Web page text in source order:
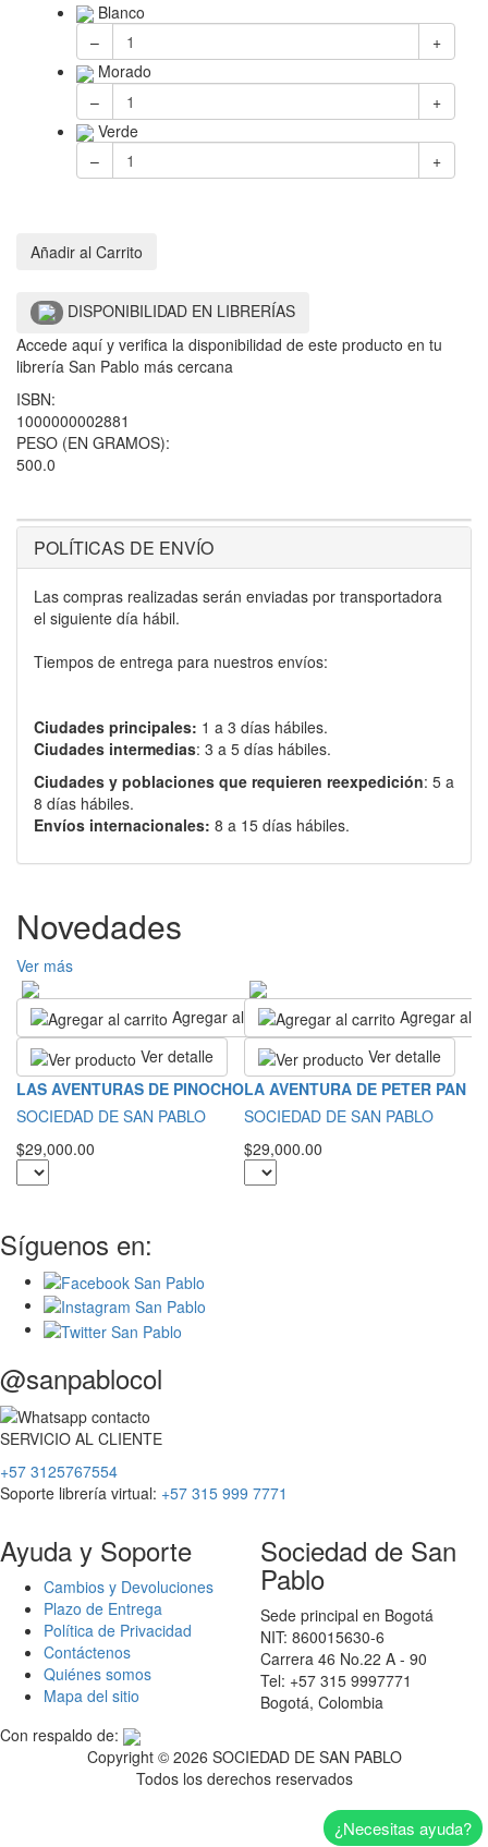
Blanco
–
+
Morado
–
+
Verde
–
+
Añadir al Carrito
DISPONIBILIDAD EN LIBRERÍAS
Accede aquí y verifica la disponibilidad de este producto en tu
librería San Pablo más cercana
ISBN:
1000000002881
PESO (EN GRAMOS):
500.0
POLÍTICAS DE ENVÍO
Las compras realizadas serán enviadas por transportadora
el siguiente día hábil.
Tiempos de entrega para nuestros envíos:
Ciudades principales: 1 a 3 días hábiles.
Ciudades intermedias: 3 a 5 días hábiles.
Ciudades y poblaciones que requieren reexpedición: 5 a
8 días hábiles.
Envíos internacionales: 8 a 15 días hábiles.
Novedades
Ver más
Agregar al carrito
Ver detalle
LAS AVENTURAS DE PINOCHO
SOCIEDAD DE SAN PABLO
$29,000.00
Agregar al
Ver detalle
LA AVENTURA DE PETER PAN
SOCIEDAD DE SAN PABLO
$29,000.00
Síguenos en:
@sanpablocol
SERVICIO AL CLIENTE
+57 3125767554
Soporte librería virtual: +57 315 999 7771
Ayuda y Soporte
Cambios y Devoluciones
Plazo de Entrega
Política de Privacidad
Contáctenos
Quiénes somos
Mapa del sitio
Sociedad de San
Pablo
Sede principal en Bogotá
NIT: 860015630-6
Carrera 46 No.22 A - 90
Tel: +57 315 9997771
Bogotá, Colombia
Con respaldo de:
Copyright © 2026 SOCIEDAD DE SAN PABLO
Todos los derechos reservados
¿Necesitas ayuda?